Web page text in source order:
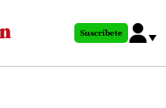
Suscríbete